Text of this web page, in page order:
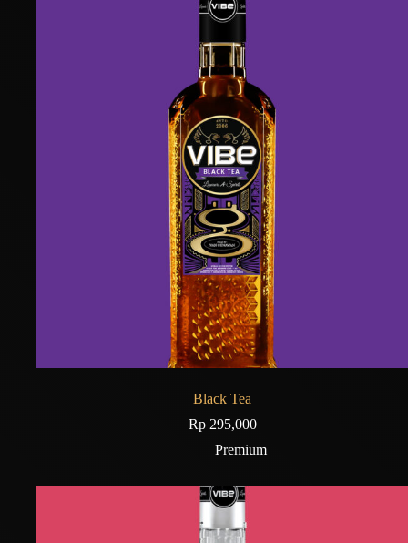
Black Tea
Rp295,000
Premium